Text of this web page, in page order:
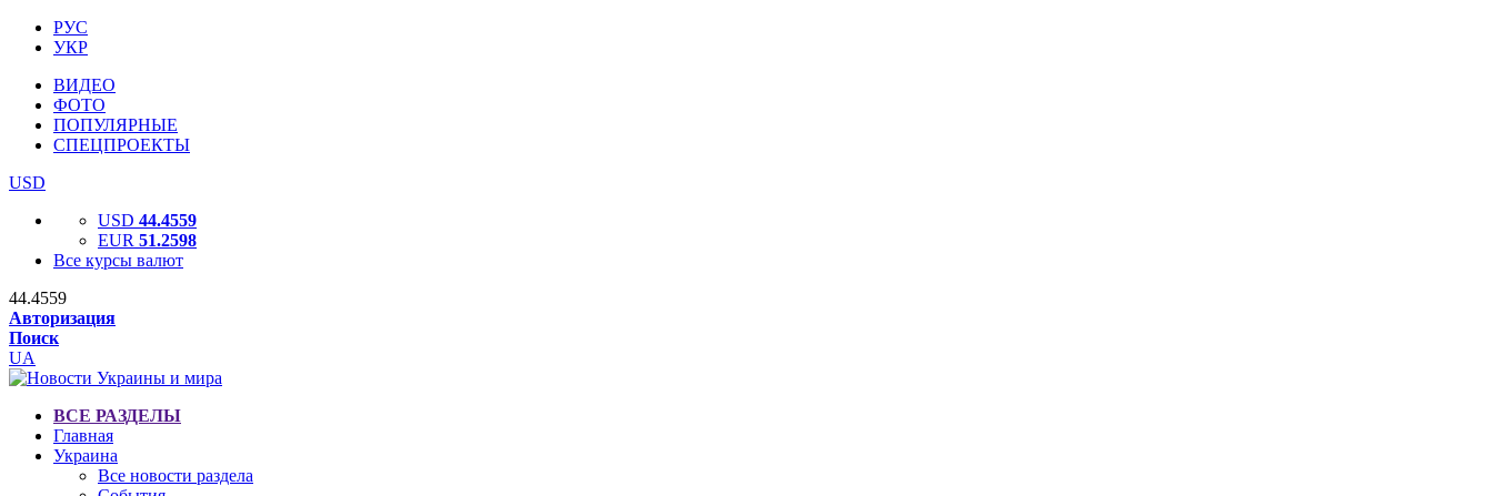
РУС
УКР
ВИДЕО
ФОТО
ПОПУЛЯРНЫЕ
СПЕЦПРОЕКТЫ
USD
USD 44.4559
EUR 51.2598
Все курсы валют
44.4559
Авторизация
Поиск
UA
ВСЕ РАЗДЕЛЫ
Главная
Украина
Все новости раздела